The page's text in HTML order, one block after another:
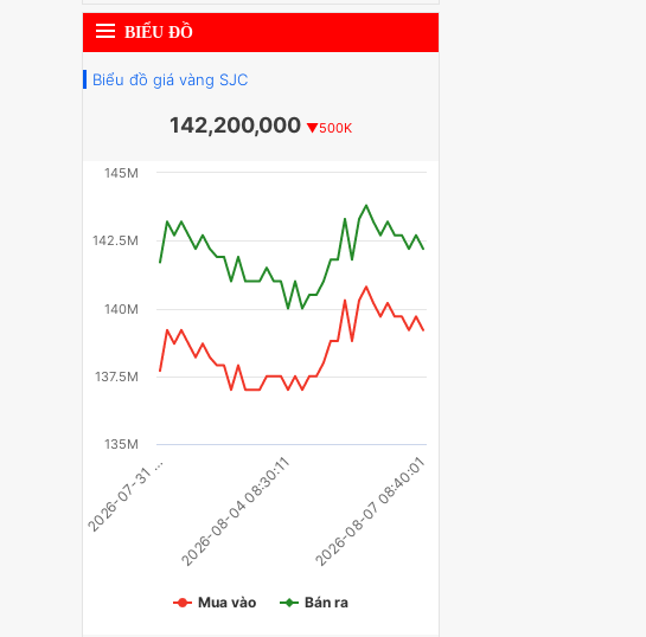
BIỂU ĐỒ
Biểu đồ giá vàng SJC
142,200,000 ▼500K
Mua vào Bán ra
2026-07-31 … 2026-08-04 08:30:11 2026-08-07 08:40:01
140M
135M
137.5M
142.5M
145M